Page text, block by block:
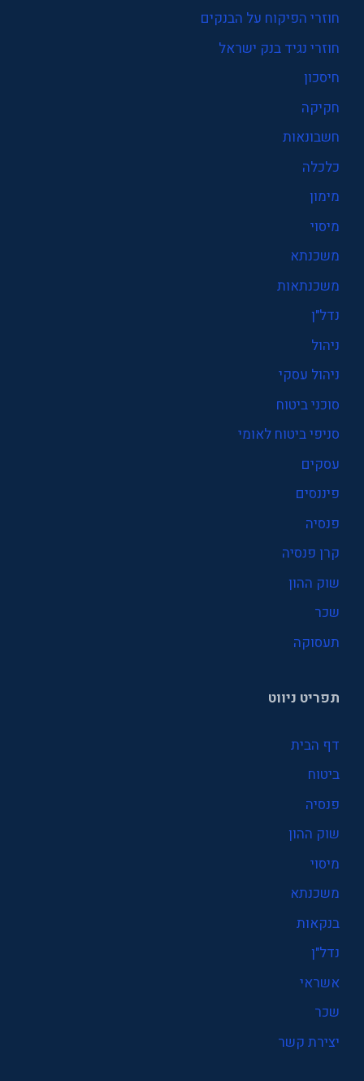
חוזרי הפיקוח על הבנקים
חוזרי נגיד בנק ישראל
חיסכון
חקיקה
חשבונאות
כלכלה
מימון
מיסוי
משכנתא
משכנתאות
נדל"ן
ניהול
ניהול עסקי
סוכני ביטוח
סניפי ביטוח לאומי
עסקים
פיננסים
פנסיה
קרן פנסיה
שוק ההון
שכר
תעסוקה
תפריט ניווט
דף הבית
ביטוח
פנסיה
שוק ההון
מיסוי
משכנתא
בנקאות
נדל"ן
אשראי
שכר
יצירת קשר